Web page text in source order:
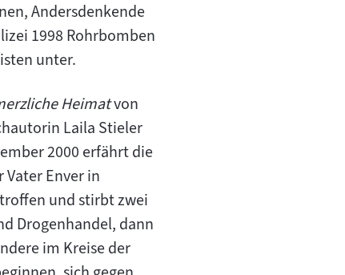
Andersdenkende
1998 Rohrbomben
unter.
Heimatvon
Laila Stieler
2000 erfährt die
Vater Enver in
und stirbt zwei
Drogenhandel, dann
im Kreise der